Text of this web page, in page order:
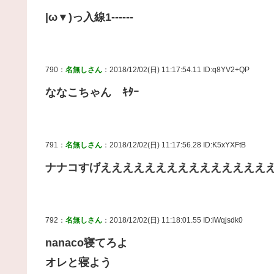
|ω▼)っ入線1------
790： 名無しさん ：2018/12/02(日) 11:17:54.11 ID:q8YV2+QP
ななこちゃん ｷﾀｰ
791： 名無しさん ：2018/12/02(日) 11:17:56.28 ID:K5xYXFtB
ナナコすげえええええええええええええええ
792： 名無しさん ：2018/12/02(日) 11:18:01.55 ID:iWqjsdk0
nanaco寝てろよ
オレと寝よう